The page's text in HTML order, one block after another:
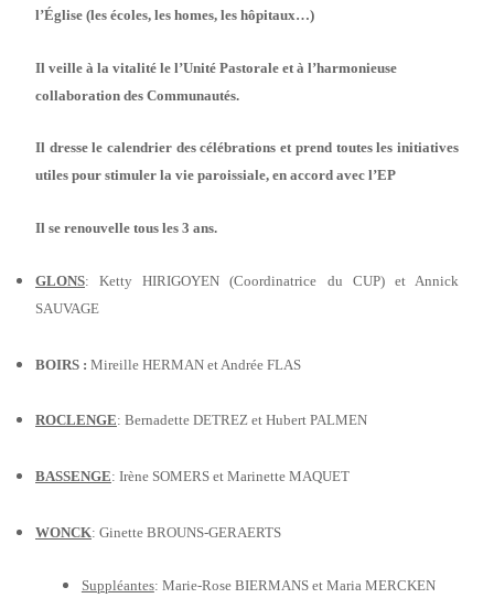
l’Église (les écoles, les homes, les hôpitaux…)
Il veille à la vitalité le l’Unité Pastorale et à l’harmonieuse
collaboration des Communautés.
Il dresse le calendrier des célébrations et prend toutes les initiatives
utiles pour stimuler la vie paroissiale, en accord avec l’EP
Il se renouvelle tous les 3 ans.
GLONS: Ketty HIRIGOYEN (Coordinatrice du CUP) et Annick
SAUVAGE
BOIRS : Mireille HERMAN et Andrée FLAS
ROCLENGE: Bernadette DETREZ et Hubert PALMEN
BASSENGE: Irène SOMERS et Marinette MAQUET
WONCK: Ginette BROUNS-GERAERTS
Suppléantes: Marie-Rose BIERMANS et Maria MERCKEN